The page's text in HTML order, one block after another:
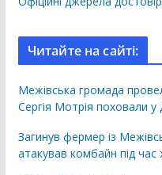
Читайте на сайті:
Межівська громада
Сергія Мотрія поховали у
Загинув фермер із
атакував комбайн під час